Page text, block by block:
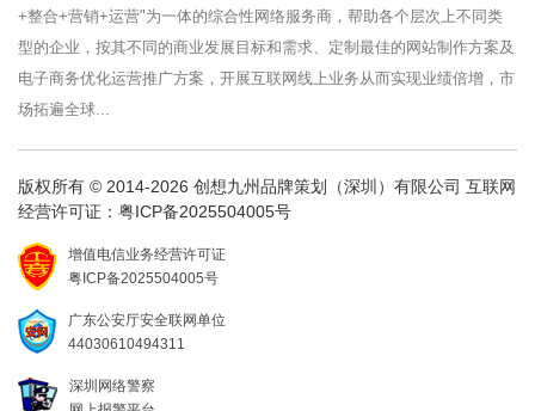
+整合+营销+运营"为一体的综合性网络服务商，帮助各个层次上不同类
型的企业，按其不同的商业发展目标和需求、定制最佳的网站制作方案及
电子商务优化运营推广方案，开展互联网线上业务从而实现业绩倍增，市
场拓遍全球...
版权所有 © 2014-2026 创想九州品牌策划（深圳）有限公司 互联网
经营许可证： 粤ICP备2025504005号
增值电信业务经营许可证
粤ICP备2025504005号
广东公安厅安全联网单位
44030610494311
深圳网络警察